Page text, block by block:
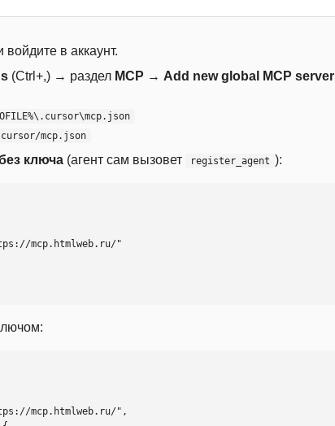
войдите в аккаунт.
(Ctrl+,) → раздел MCP → Add new global MCP server
mcp.json
ключа (агент сам вызовет register_agent ):